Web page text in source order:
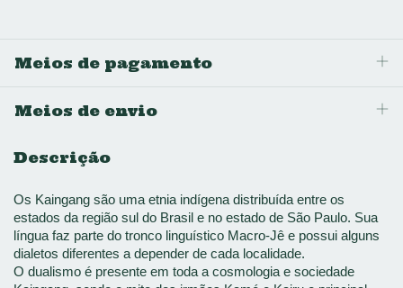
Meios de pagamento
Meios de envio
Descrição
Os Kaingang são uma etnia indígena distribuída entre os
estados da região sul do Brasil e no estado de São Paulo. Sua
língua faz parte do tronco linguístico Macro-Jê e possui alguns
dialetos diferentes a depender de cada localidade.
O dualismo é presente em toda a cosmologia e sociedade